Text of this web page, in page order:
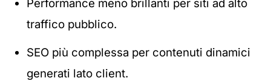
Performance meno brillanti per siti ad alto
traffico pubblico.
SEO più complessa per contenuti dinamici
generati lato client.